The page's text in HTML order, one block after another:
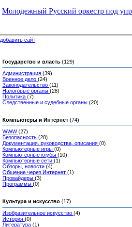
Молодежный Русский оркестр под
добавить сайт
Государство и власть (129)
Администрация (39)
Военное дело (24)
Законодательство (11)
Налоговые органы (28)
Политика (7)
Следственные и судебные органы (20)
Компьютеры и Интернет (74)
WWW(27)
Безопасность (28)
Документация, руководства, описания (0)
Компьютерные игры (0)
Компьютерные клубы (10)
Компьютерные сети (1)
Обзоры, новости (4)
Общение через Интернет (1)
Провайдеры (3)
Программы (0)
Культура и искусство (17)
Изобразительное искусство (4)
История (0)
Литература (1)